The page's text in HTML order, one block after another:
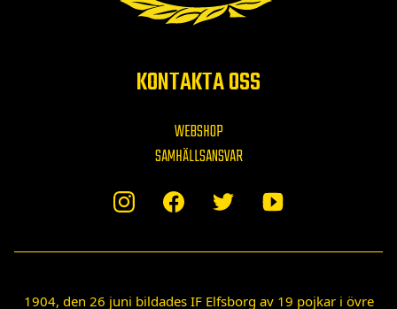
KONTAKTA OSS
WEBSHOP
SAMHÄLLSANSVAR
1904, den 26 juni bildades IF Elfsborg av 19 pojkar i övre